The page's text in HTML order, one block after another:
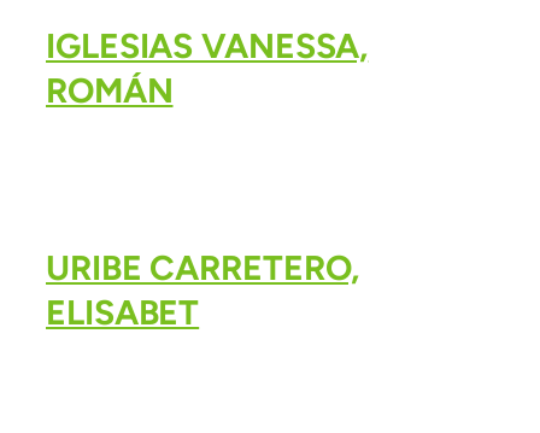
IGLESIAS VANESSA,
ROMÁN
URIBE CARRETERO,
ELISABET